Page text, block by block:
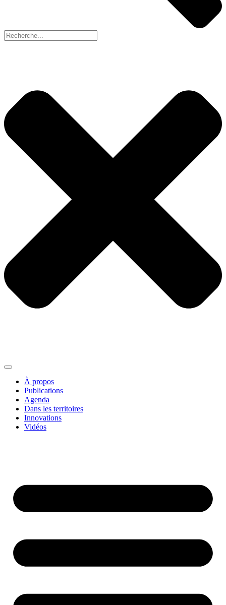
À propos
Publications
Agenda
Dans les territoires
Innovations
Vidéos